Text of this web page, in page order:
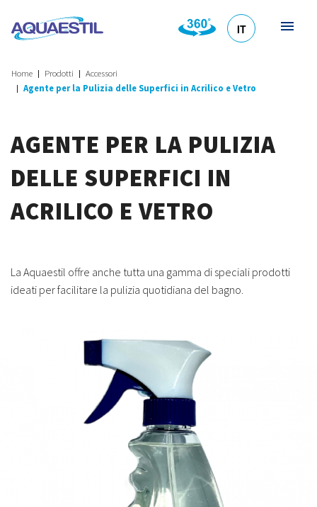
IT
Home Prodotti
Accessori
Agente per la Pulizia delle Superfici in Acrilico e Vetro
AGENTE PER LA PULIZIA
DELLE SUPERFICI IN
ACRILICO E VETRO
La Aquaestil offre anche tutta una gamma di speciali prodotti
ideati per facilitare la pulizia quotidiana del bagno.